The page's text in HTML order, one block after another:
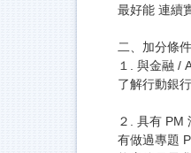
最好能 連續
二、加分條件
１. 與金融 /
了解行動銀
２. 具有 PM
有做過專題